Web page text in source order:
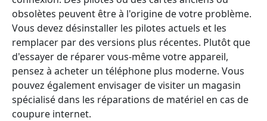
obsolètes peuvent être à l'origine de votre problème.
Vous devez désinstaller les pilotes actuels et les
remplacer par des versions plus récentes. Plutôt que
d'essayer de réparer vous-même votre appareil,
pensez à acheter un téléphone plus moderne. Vous
pouvez également envisager de visiter un magasin
spécialisé dans les réparations de matériel en cas de
coupure internet.